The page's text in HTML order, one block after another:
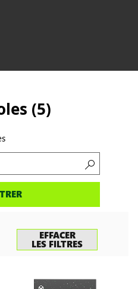
(5)
Rechercher
consoles
EFFACER
LES FILTRES